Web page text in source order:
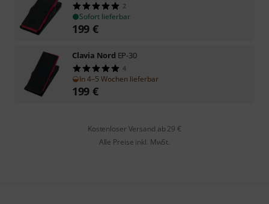
2
Sofort lieferbar
199 €
Clavia Nord EP-30
4
In 4–5 Wochen lieferbar
199 €
Kostenloser Versand ab 29 €
Alle Preise inkl. MwSt.